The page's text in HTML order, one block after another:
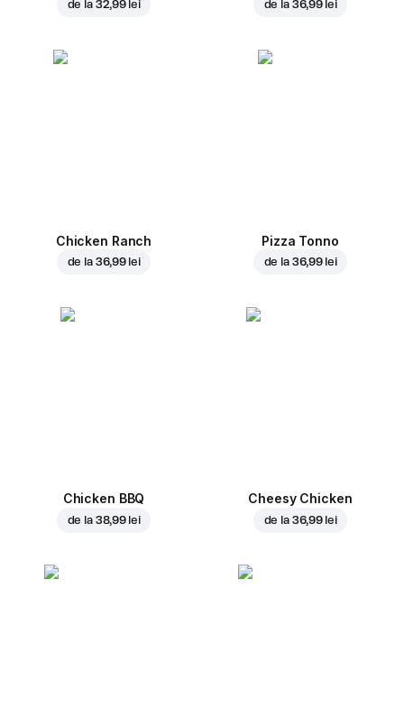
de la 32,99 lei de la 36,99 lei
Chicken Ranch
de la 36,99 lei
Pizza Tonno
de la 36,99 lei
Chicken BBQ
de la 38,99 lei
Cheesy Chicken
de la 36,99 lei